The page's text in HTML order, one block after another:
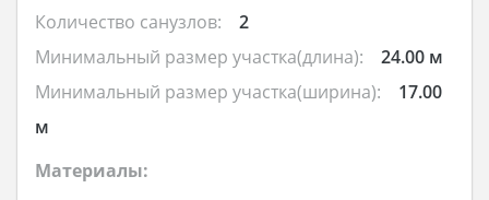
Количество санузлов:
2
Минимальный размер участка(длина):
24.00 м
Минимальный размер участка(ширина):
17.00
м
Материалы: